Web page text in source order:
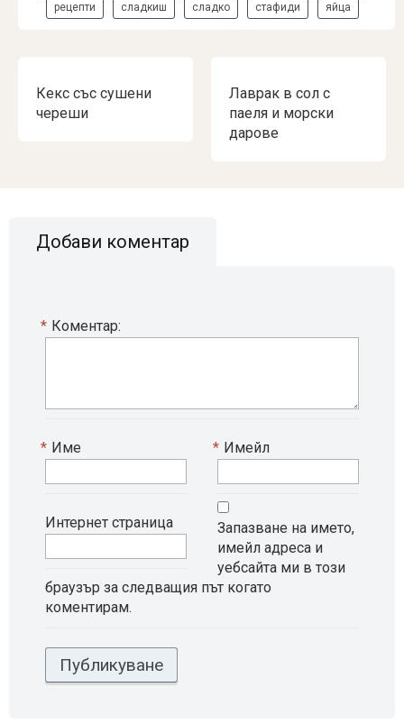
рецепти
сладкиш сладко стафиди яйца
Кекс със сушени
череши
Лаврак в сол с
паеля и морски
дарове
Добави коментар
Коментар:
*
Име
* Имейл
*
Интернет страница
Запазване на името,
имейл адреса и
уебсайта ми в този
браузър за следващия път когато
коментирам.